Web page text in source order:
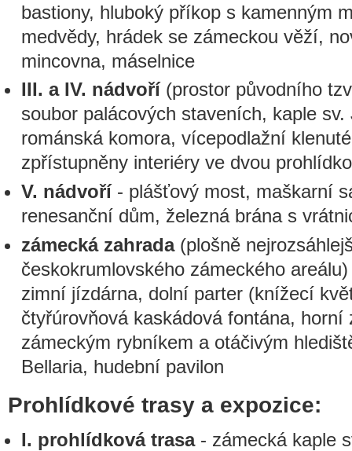
bastiony, hluboký příkop s kamenným
medvědy, hrádek se zámeckou věží,
mincovna, máselnice
III. a IV. nádvoří(prostor původního
soubor palácových staveních, kaple
románská komora, vícepodlažní
zpřístupněny interiéry ve dvou
V. nádvoří- plášťový most, maškarní
renesanční dům, železná brána s
zámecká zahrada(plošně
českokrumlovského zámeckého
zimní jízdárna, dolní parter (knížecí
čtyřúrovňová kaskádová fontána, horní
zámeckým rybníkem a otáčivým
Bellaria, hudební pavilon
Prohlídkové trasy a expozice:
I. prohlídková trasa- zámecká kaple